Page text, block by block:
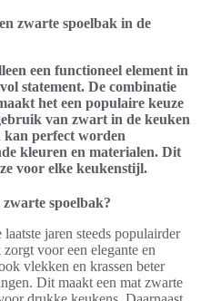
zwarte spoelbak in de
een functioneel element in
statement. De combinatie
het een populaire keuze
van zwart in de keuken
kan perfect worden
kleuren en materialen. Dit
voor elke keukenstijl.
spoelbak?
jaren steeds populairder
voor een elegante en
vlekken en krassen beter
Dit maakt een mat zwarte